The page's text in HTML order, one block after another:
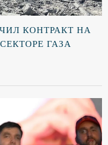
КОНТРАКТ НА
ГАЗА